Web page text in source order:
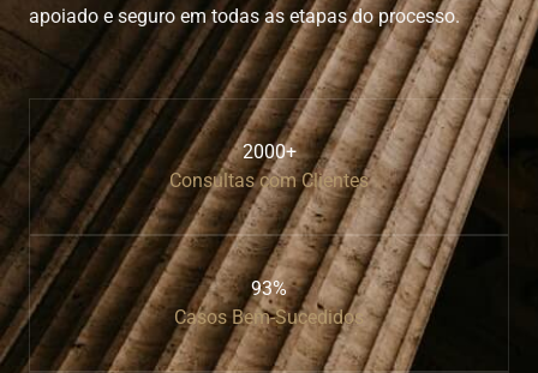
apoiado e seguro em todas as etapas do processo.
2000+
Consultas com Clientes
93%
Casos Bem-Sucedidos